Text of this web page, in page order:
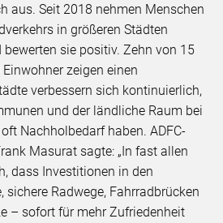
aus. Seit 2018 nehmen Menschen
in größeren Städten
sie positiv. Zehn von 15
zeigen einen
verbessern sich kontinuierlich,
und der ländliche Raum bei
Nachholbedarf haben. ADFC-
Masurat sagte: „In fast allen
dass Investitionen in den
sichere Radwege, Fahrradbrücken
– sofort für mehr Zufriedenheit